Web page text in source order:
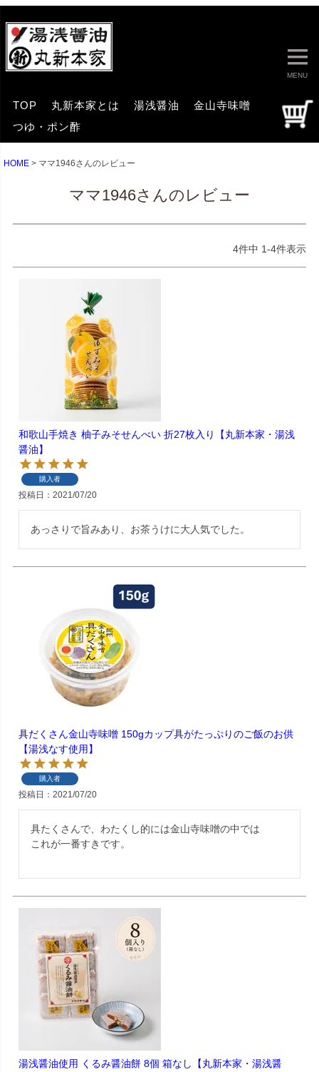
MENU
TOP 丸新本家とは 湯浅醤油
金山寺味噌
つゆ・ポン酢
HOME ママ1946さんのレビュー
ママ1946さんのレビュー
4件中 1-4件表示
和歌山手焼き 柚子みそせんべい 折27枚入り【丸新本家・湯浅
醤油】
購入者
投稿日 2021/07/20
あっさりで旨みあり、お茶うけに大人気でした。
具だくさん金山寺味噌 150gカップ具がたっぷりのご飯のお供
【湯浅なす使用】
購入者
投稿日 2021/07/20
具たくさんで、わたくし的には金山寺味噌の中では
これが一番すきです。
湯浅醤油使用 くるみ醤油餅 8個 箱なし【丸新本家・湯浅醤